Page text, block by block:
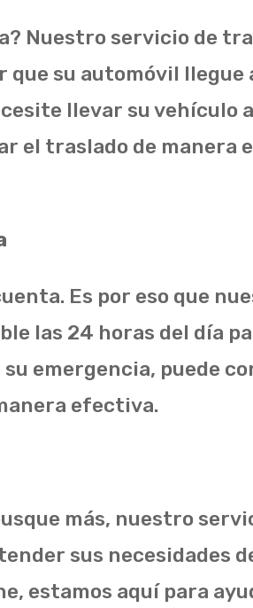
Nuestro servicio de
su automóvil llegue
llevar su vehículo
el traslado de manera
Es por eso que
las 24 horas del día
emergencia, puede
efectiva.
más, nuestro
sus necesidades
estamos aquí para